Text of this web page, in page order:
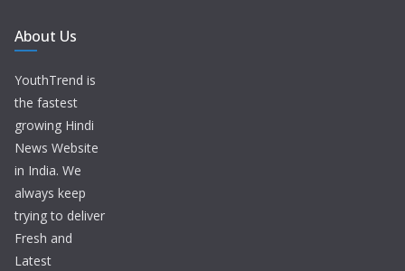
About Us
YouthTrend is
the fastest
growing Hindi
News Website
in India. We
always keep
trying to deliver
Fresh and
Latest